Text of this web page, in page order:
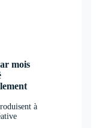
mois
à